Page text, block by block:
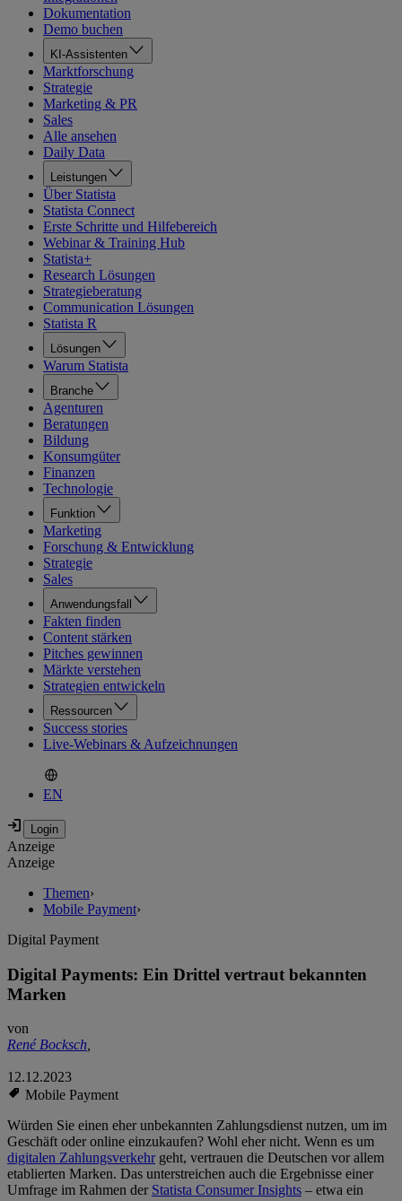
Dokumentation
Demo buchen
KI-Assistenten
Marktforschung
Strategie
Marketing & PR
Sales
Alle ansehen
Daily Data
Leistungen
Über Statista
Statista Connect
Erste Schritte und Hilfebereich
Webinar & Training Hub
Statista+
Research Lösungen
Strategieberatung
Communication Lösungen
Statista R
Lösungen
Warum Statista
Branche
Agenturen
Beratungen
Bildung
Konsumgüter
Finanzen
Technologie
Funktion
Marketing
Forschung & Entwicklung
Strategie
Sales
Anwendungsfall
Fakten finden
Content stärken
Pitches gewinnen
Märkte verstehen
Strategien entwickeln
Ressourcen
Success stories
Live-Webinars & Aufzeichnungen
EN
Anzeige
Anzeige
Themen›
Mobile Payment›
Digital Payment
Digital Payments: Ein Drittel vertraut bekannten
Marken
von
René Bocksch,
12.12.2023
Mobile Payment
Würden Sie einen eher unbekannten Zahlungsdienst nutzen, um im
Geschäft oder online einzukaufen? Wohl eher nicht. Wenn es um
digitalen Zahlungsverkehrgeht, vertrauen die Deutschen vor allem
etablierten Marken. Das unterstreichen auch die Ergebnisse einer
Umfrage im Rahmen der Statista Consumer Insights – etwa ein